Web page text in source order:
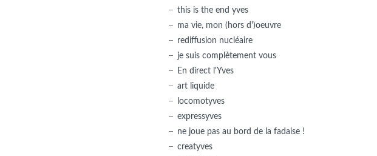
this is the end yves
ma vie, mon (hors d')oeuvre
rediffusion nucléaire
je suis complètement vous
En direct l'Yves
art liquide
locomotyves
expressyves
ne joue pas au bord de la fadaise !
creatyves